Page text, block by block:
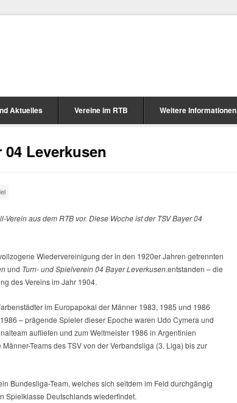
Aktuelles Vereine im RTB Weitere Informationen
04 Leverkusen
aus dem RTB vor. Diese Woche ist der TSV Bayer 04
Wiedervereinigung der in den 1920er Jahren getrennten
und Turn- und Spielverein 04 Bayer Leverkusen.entstanden – die
des Vereins im Jahr 1904.
im Europapokal der Männer 1983, 1985 und 1986
– prägende Spieler dieser Epoche waren Udo Cymera und
aufliefen und zum Weltmeister 1986 in Argentinien
Teams des TSV von der Verbandsliga (3. Liga) bis zur
Bundesliga-Team, welches sich seitdem im Feld durchgängig
Spielklasse Deutschlands wiederfindet.